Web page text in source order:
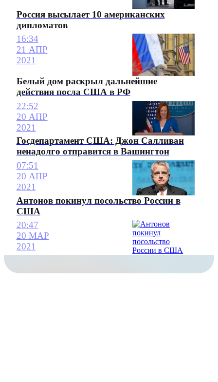
Россия высылает 10 американских
дипломатов
16:34
21 АПР
2021
Белый дом раскрыл дальнейшие
действия посла США в РФ
22:52
20 АПР
2021
Госдепартамент США: Джон Салливан
ненадолго отправится в Вашингтон
07:51
20 АПР
2021
Антонов покинул посольство России в
США
20:47
20 МАР
2021